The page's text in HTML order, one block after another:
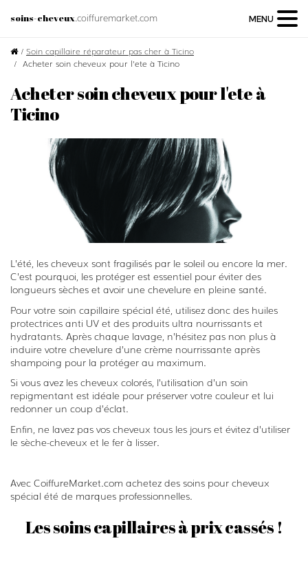
soins-cheveux.coiffuremarket.com MENU
/ Soin capillaire réparateur pas cher à Ticino
Acheter soin cheveux pour l'ete à Ticino
Acheter soin cheveux pour l'ete à
Ticino
L’été, les cheveux sont fragilisés par le soleil ou encore la mer.
C’est pourquoi, les protéger est essentiel pour éviter des
longueurs sèches et avoir une chevelure en pleine santé.
Pour votre soin capillaire spécial été, utilisez donc des huiles
protectrices anti UV et des produits ultra nourrissants et
hydratants. Après chaque lavage, n’hésitez pas non plus à
induire votre chevelure d’une crème nourrissante après
shampoing pour la protéger au maximum.
Si vous avez les cheveux colorés, l’utilisation d’un soin
repigmentant est idéale pour préserver votre couleur et lui
redonner un coup d’éclat.
Enfin, ne lavez pas vos cheveux tous les jours et évitez d’utiliser
le sèche-cheveux et le fer à lisser.
Avec CoiffureMarket.com achetez des soins pour cheveux
spécial été de marques professionnelles.
Les soins capillaires à prix cassés !